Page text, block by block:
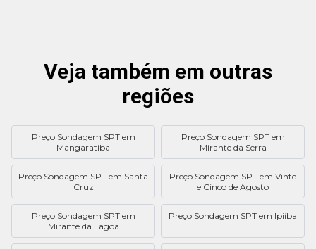
Veja também em outras
regiões
Preço Sondagem SPT em
Mangaratiba
Preço Sondagem SPT em
Mirante da Serra
Preço Sondagem SPT em Santa
Cruz
Preço Sondagem SPT em Vinte
e Cinco de Agosto
Preço Sondagem SPT em
Mirante da Lagoa
Preço Sondagem SPT em Ipiíba